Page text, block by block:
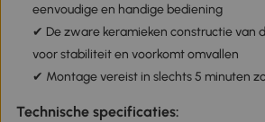
eenvoudige en handige bediening
✔ De zware keramieken constructie van
voor stabiliteit en voorkomt omvallen
✔ Montage vereist in slechts 5 minuten
Technische specificaties: